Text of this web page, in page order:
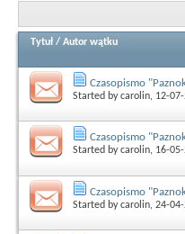
Tytuł / Autor wątku
Czasopismo
Started bycarolin, 12-
Czasopismo
Started bycarolin, 16-
Czasopismo
Started bycarolin, 24-